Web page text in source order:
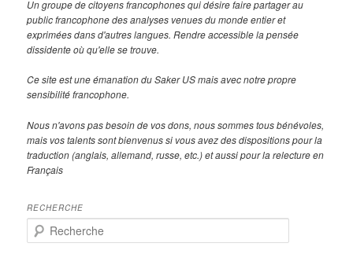
Un groupe de citoyens francophones qui désire faire partager au
public francophone des analyses venues du monde entier et
exprimées dans d'autres langues. Rendre accessible la pensée
dissidente où qu'elle se trouve.
Ce site est une émanation du Saker US mais avec notre propre
sensibilité francophone.
Nous n'avons pas besoin de vos dons, nous sommes tous bénévoles,
mais vos talents sont bienvenus si vous avez des dispositions pour la
traduction (anglais, allemand, russe, etc.) et aussi pour la relecture en
Français
RECHERCHE
e